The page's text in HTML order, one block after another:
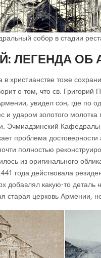
собор в стадии
ЛЕГЕНДА ОБ
в христианстве тоже
о том, что св. Григорий
увидел сон, где по
и ударом золотого молотка
Эчмиадзинский
проблема достоверности
полностью
из оригинального
года действовала
добавлял какую-то деталь
старая церковь Армении,